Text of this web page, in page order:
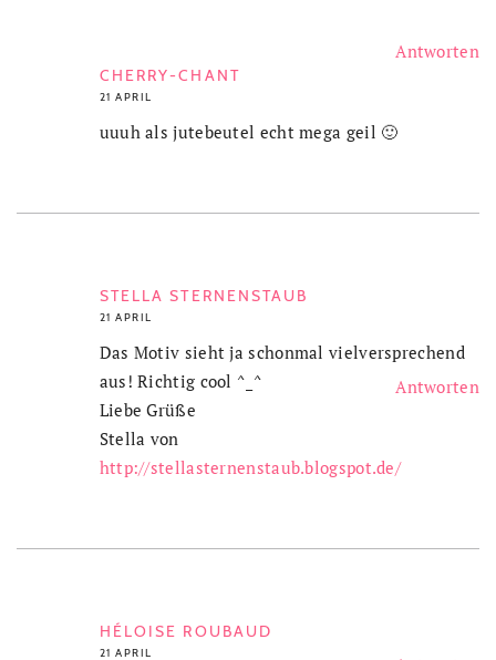
CHERRY-CHANT
21 APRIL
uuuh als jutebeutel echt mega geil 🙂
STELLA STERNENSTAUB
21 APRIL
Antworten
Das Motiv sieht ja schonmal vielversprechend
aus! Richtig cool ^_^
Liebe Grüße
Stella von
http://stellasternenstaub.blogspot.de/
HÉLOISE ROUBAUD
21 APRIL
Antworten